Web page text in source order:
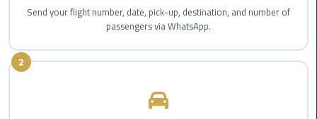
Nasr
City
Service
Send your flight number, date, pick-up, destination, and number of
passengers via WhatsApp.
2